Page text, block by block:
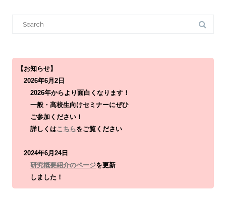
f
【お知らせ】
2026年6月2日
2026年からより面白くなります！
一般・高校生向けセミナーにぜひ
ご参加ください！
詳しくはこちらをご覧ください
2024年6月24日
研究概要紹介のページを更新
しました！